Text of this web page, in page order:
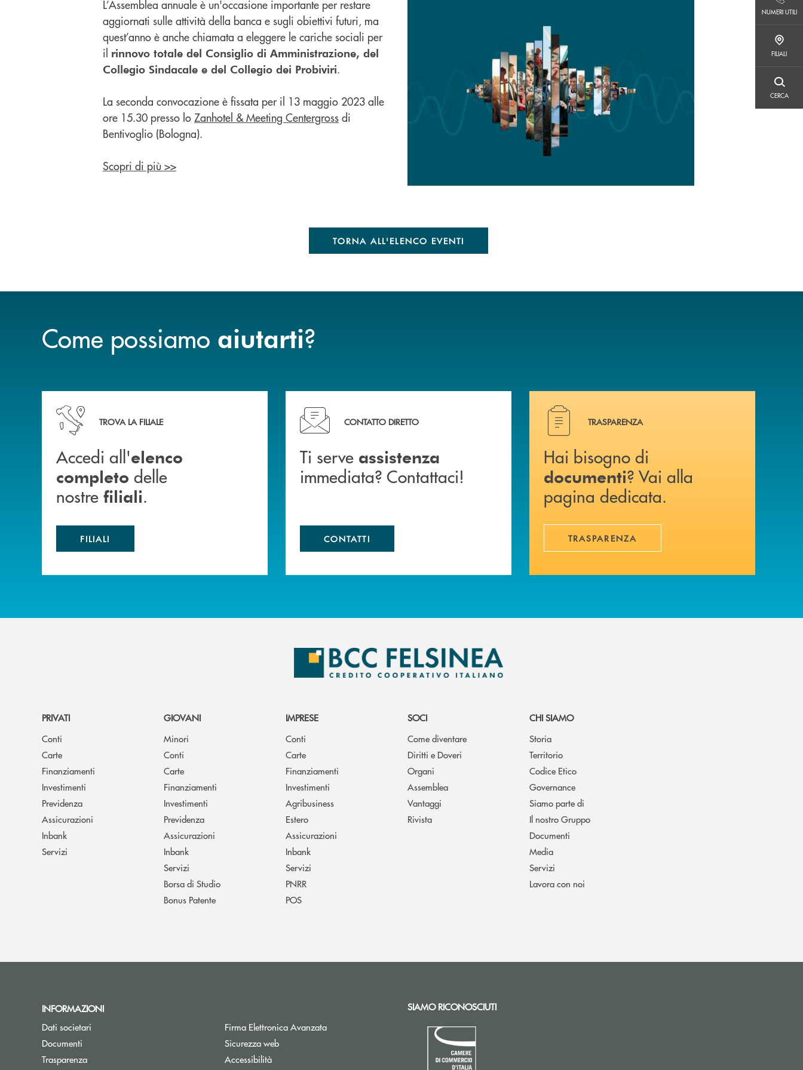
NUMERI UTILI
FILIALI
CERCA
L’Assemblea annuale è un'occasione importante per restare
aggiornati sulle attività della banca e sugli obiettivi futuri, ma
quest’anno è anche chiamata a eleggere le cariche sociali per
il rinnovo totale del Consiglio di Amministrazione, del
Collegio Sindacale e del Collegio dei Probiviri.
La seconda convocazione è fissata per il 13 maggio 2023 alle
ore 15.30 presso lo Zanhotel & Meeting Centergross di
Bentivoglio (Bologna).
Scopri di più >>
TORNA ALL'ELENCO EVENTI
Come possiamo aiutarti?
Accedi all' elenco completo delle nostre&nbsp; filiali .
TROVA LA FILIALE
Accedi all'elenco
completo delle
nostre filiali.
FILIALI
Ti serve assistenza immediata? Contattaci!
CONTATTO DIRETTO
Ti serve assistenza
immediata? Contattaci!
CONTATTI
Hai bisogno di documenti ? Vai alla pagina dedicata.
TRASPARENZA
Hai bisogno di
documenti? Vai alla
pagina dedicata.
TRASPARENZA
PRIVATI
Conti
Carte
Finanziamenti
Investimenti
Previdenza
Assicurazioni
Inbank
Servizi
GIOVANI
Minori
Conti
Carte
Finanziamenti
Investimenti
Previdenza
Assicurazioni
Inbank
Servizi
Borsa di Studio
Bonus Patente
IMPRESE
Conti
Carte
Finanziamenti
Investimenti
Agribusiness
Estero
Assicurazioni
Inbank
Servizi
PNRR
POS
SOCI
Come diventare
Diritti e Doveri
Organi
Assemblea
Vantaggi
Rivista
CHI SIAMO
Storia
Territorio
Codice Etico
Governance
Siamo parte di
Il nostro Gruppo
Documenti
Media
Servizi
Lavora con noi
INFORMAZIONI
Dati societari
Documenti
Trasparenza
Firma Elettronica AvanzataApre una nuova finestra
Sicurezza web
Accessibilità
SIAMO RICONOSCIUTI